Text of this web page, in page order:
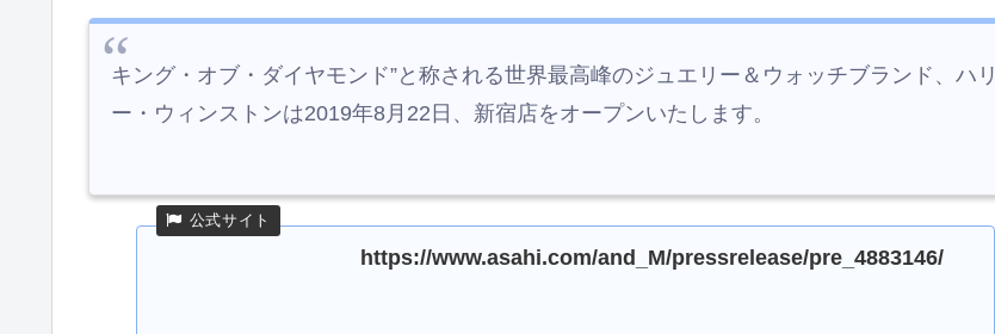
キング・オブ・ダイヤモンド”と称される世界最高峰のジュエリー＆ウォッチブランド、ハリ
ー・ウィンストンは2019年8月22日、新宿店をオープンいたします。
https://www.asahi.com/and_M/pressrelease/pre_4883146/